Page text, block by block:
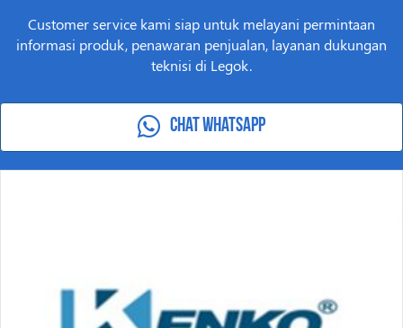
Customer service kami siap untuk melayani permintaan
informasi produk, penawaran penjualan, layanan dukungan
teknisi di Legok.
Chat Whatsapp